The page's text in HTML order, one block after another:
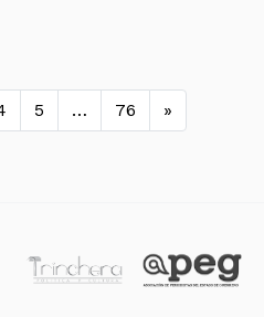
de entradas
5 … 76 »